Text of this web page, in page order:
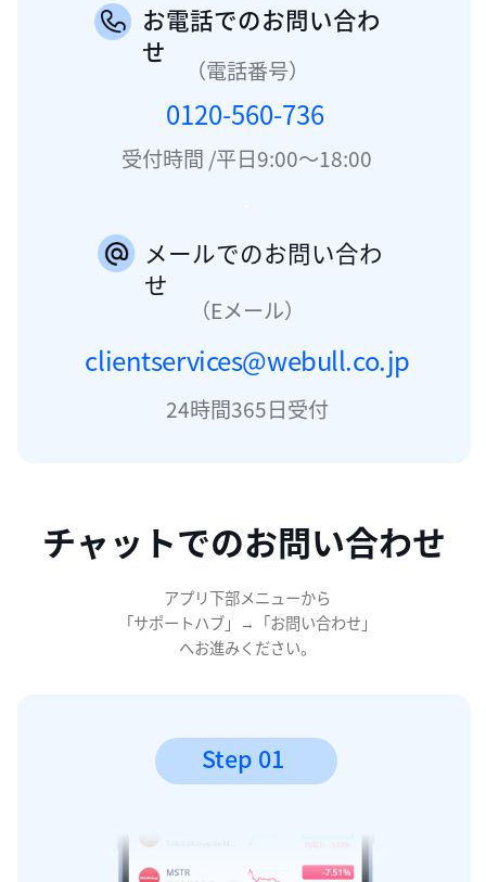
お電話でのお問い合わ
せ
（電話番号）
0120-560-736
受付時間 /平日9:00〜18:00
メールでのお問い合わ
せ
（Eメール）
clientservices@webull.co.jp
24時間365日受付
チャットでのお問い合わせ
アプリ下部メニューから
「サポートハブ」→「お問い合わせ」
へお進みください。
Step 01